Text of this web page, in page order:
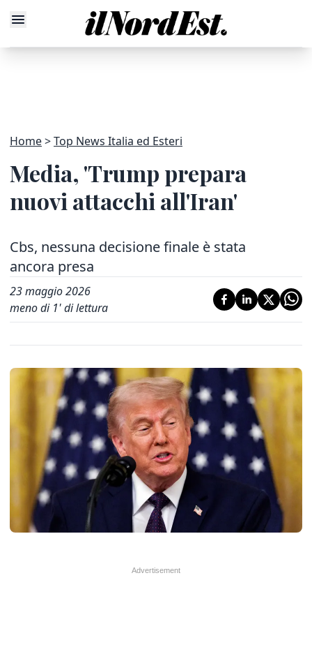
Home Top News Italia ed Esteri
Media, 'Trump prepara
nuovi attacchi all'Iran'
Cbs, nessuna decisione finale è stata
ancora presa
23 maggio 2026
meno di 1' di lettura